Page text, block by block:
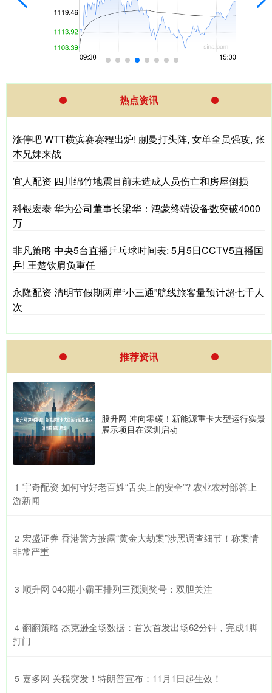
热点资讯
涨停吧 WTT横滨赛赛程出炉! 蒯曼打头阵, 女单全员强攻, 张
本兄妹来战
宜人配资 四川绵竹地震目前未造成人员伤亡和房屋倒损
科银宏泰 华为公司董事长梁华：鸿蒙终端设备数突破4000
万
非凡策略 中央5台直播乒乓球时间表: 5月5日CCTV5直播国
乒! 王楚钦肩负重任
永隆配资 清明节假期两岸“小三通”航线旅客量预计超七千人
次
推荐资讯
股升网 冲向零碳！新能源重卡大型运行实景
展示项目在深圳启动
1 ​宇奇配资 如何守好老百姓“舌尖上的安全”? 农业农村部答上
游新闻
2 ​宏盛证券 香港警方披露“黄金大劫案”涉黑调查细节！称案情
非常严重
3 ​顺升网 040期小霸王排列三预测奖号：双胆关注
4 ​翻翻策略 杰克逊全场数据：首次首发出场62分钟，完成1脚
打门
5 ​嘉多网 关税突发！特朗普宣布：11月1日起生效！